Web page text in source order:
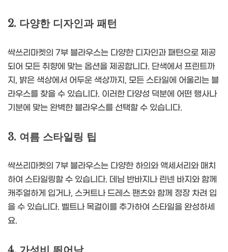
2. 다양한 디자인과 패턴
싹쓰리마켓의 7부 블라우스는 다양한 디자인과 패턴으로 제공
되어 모든 취향에 맞는 옵션을 제공합니다. 단색에서 프린트까
지, 밝은 색상에서 어두운 색상까지, 모든 스타일에 어울리는 블
라우스를 찾을 수 있습니다. 이러한 다양성 덕분에 어떤 행사나
기분에 맞는 완벽한 블라우스를 선택할 수 있습니다.
3. 여름 스타일링 팁
싹쓰리마켓의 7부 블라우스는 다양한 하의와 액세서리와 매치
하여 스타일링할 수 있습니다. 데님 반바지나 린넨 바지와 함께
캐주얼하게 입거나, 스커트나 드레스 팬츠와 함께 정장 차려 입
을 수 있습니다. 벨트나 목걸이를 추가하여 스타일을 완성하세
요.